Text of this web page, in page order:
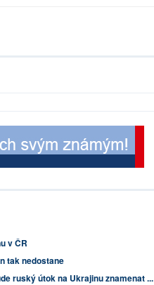
v ČR
tak nedostane
ruský útok na Ukrajinu znamenat ...